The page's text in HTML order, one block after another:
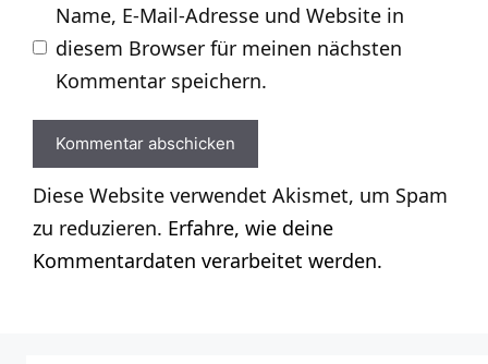
Name, E-Mail-Adresse und Website in
diesem Browser für meinen nächsten
Kommentar speichern.
Diese Website verwendet Akismet, um Spam
zu reduzieren. Erfahre, wie deine
Kommentardaten verarbeitet werden.